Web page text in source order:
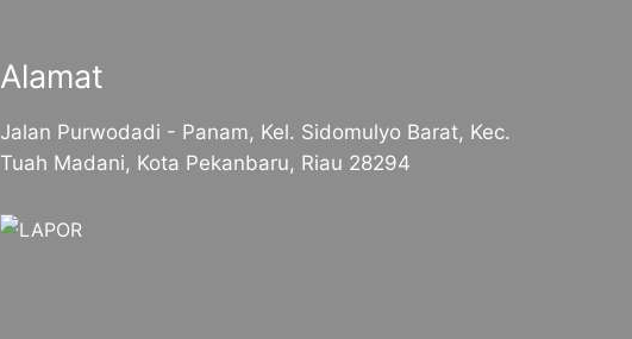
Alamat
Jalan Purwodadi - Panam, Kel. Sidomulyo Barat, Kec.
Tuah Madani, Kota Pekanbaru, Riau 28294